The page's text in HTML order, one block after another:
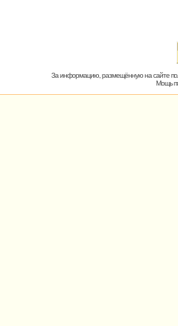
За информацию, размещённую на сайте
Мощь